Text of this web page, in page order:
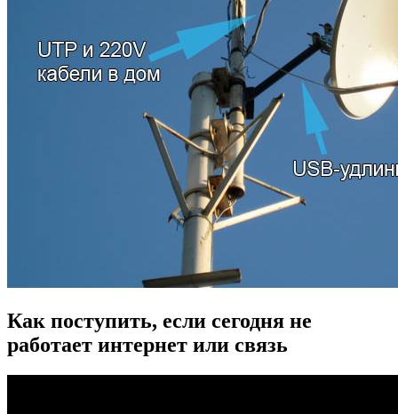
Как поступить, если сегодня не
работает интернет или связь